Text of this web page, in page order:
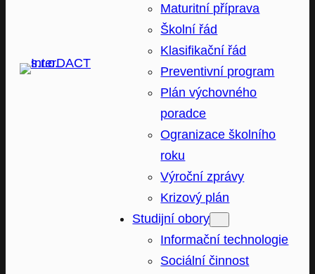
Maturitní příprava
Školní řád
Klasifikační řád
Preventivní program
Plán výchovného
poradce
Ogranizace školního
roku
Výroční zprávy
Krizový plán
Studijní obory
Informační technologie
Sociální činnost